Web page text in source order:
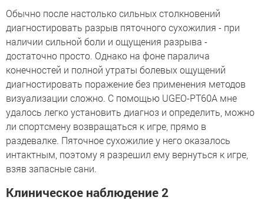
Обычно после настолько сильных столкновений
диагностировать разрыв пяточного сухожилия - при
наличии сильной боли и ощущения разрыва -
достаточно просто. Однако на фоне паралича
конечностей и полной утраты болевых ощущений
диагностировать поражение без применения методов
визуализации сложно. С помощью UGEO-PT60A мне
удалось легко установить диагноз и определить, можно
ли спортсмену возвращаться к игре, прямо в
раздевалке. Пяточное сухожилие у него оказалось
интактным, поэтому я разрешил ему вернуться к игре,
взяв запасные сани.
Клиническое наблюдение 2